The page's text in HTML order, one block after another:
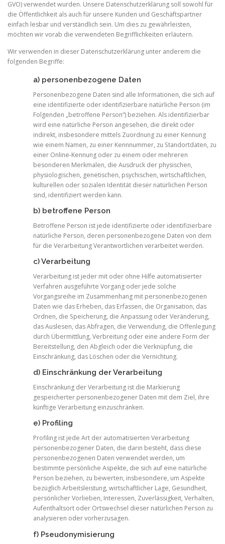
GVO) verwendet wurden. Unsere Datenschutzerklärung soll sowohl für
die Öffentlichkeit als auch für unsere Kunden und Geschäftspartner
einfach lesbar und verständlich sein. Um dies zu gewährleisten,
möchten wir vorab die verwendeten Begrifflichkeiten erläutern.
Wir verwenden in dieser Datenschutzerklärung unter anderem die
folgenden Begriffe:
a) personenbezogene Daten
Personenbezogene Daten sind alle Informationen, die sich auf
eine identifizierte oder identifizierbare natürliche Person (im
Folgenden „betroffene Person“) beziehen. Als identifizierbar
wird eine natürliche Person angesehen, die direkt oder
indirekt, insbesondere mittels Zuordnung zu einer Kennung
wie einem Namen, zu einer Kennnummer, zu Standortdaten, zu
einer Online-Kennung oder zu einem oder mehreren
besonderen Merkmalen, die Ausdruck der physischen,
physiologischen, genetischen, psychischen, wirtschaftlichen,
kulturellen oder sozialen Identität dieser natürlichen Person
sind, identifiziert werden kann.
b) betroffene Person
Betroffene Person ist jede identifizierte oder identifizierbare
natürliche Person, deren personenbezogene Daten von dem
für die Verarbeitung Verantwortlichen verarbeitet werden.
c) Verarbeitung
Verarbeitung ist jeder mit oder ohne Hilfe automatisierter
Verfahren ausgeführte Vorgang oder jede solche
Vorgangsreihe im Zusammenhang mit personenbezogenen
Daten wie das Erheben, das Erfassen, die Organisation, das
Ordnen, die Speicherung, die Anpassung oder Veränderung,
das Auslesen, das Abfragen, die Verwendung, die Offenlegung
durch Übermittlung, Verbreitung oder eine andere Form der
Bereitstellung, den Abgleich oder die Verknüpfung, die
Einschränkung, das Löschen oder die Vernichtung.
d) Einschränkung der Verarbeitung
Einschränkung der Verarbeitung ist die Markierung
gespeicherter personenbezogener Daten mit dem Ziel, ihre
künftige Verarbeitung einzuschränken.
e) Profiling
Profiling ist jede Art der automatisierten Verarbeitung
personenbezogener Daten, die darin besteht, dass diese
personenbezogenen Daten verwendet werden, um
bestimmte persönliche Aspekte, die sich auf eine natürliche
Person beziehen, zu bewerten, insbesondere, um Aspekte
bezüglich Arbeitsleistung, wirtschaftlicher Lage, Gesundheit,
persönlicher Vorlieben, Interessen, Zuverlässigkeit, Verhalten,
Aufenthaltsort oder Ortswechsel dieser natürlichen Person zu
analysieren oder vorherzusagen.
f) Pseudonymisierung